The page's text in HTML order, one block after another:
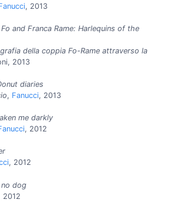
, 2013
and Franca Rame: Harlequins of the
della coppia Fo-Rame attraverso la
2013
diaries
, Fanucci, 2013
me darkly
, 2012
, 2012
no dog
2012